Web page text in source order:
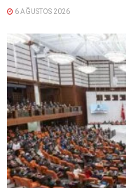
6 AĞUSTOS 2026